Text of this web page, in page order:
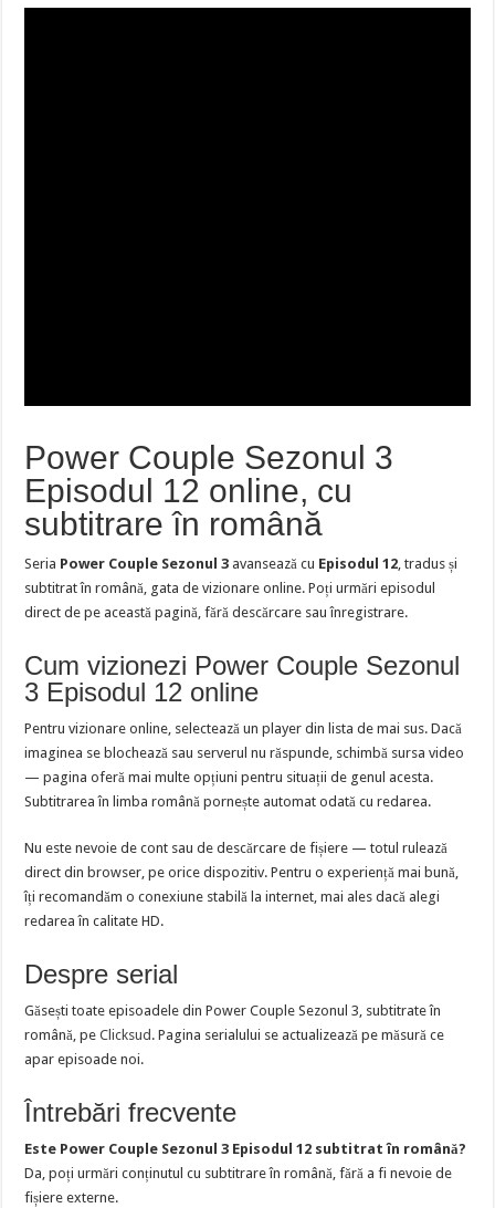
Power Couple Sezonul 3
Episodul 12 online, cu
subtitrare în română
Seria Power Couple Sezonul 3 avansează cu Episodul 12, tradus și
subtitrat în română, gata de vizionare online. Poți urmări episodul
direct de pe această pagină, fără descărcare sau înregistrare.
Cum vizionezi Power Couple Sezonul
3 Episodul 12 online
Pentru vizionare online, selectează un player din lista de mai sus. Dacă
imaginea se blochează sau serverul nu răspunde, schimbă sursa video
— pagina oferă mai multe opțiuni pentru situații de genul acesta.
Subtitrarea în limba română pornește automat odată cu redarea.
Nu este nevoie de cont sau de descărcare de fișiere — totul rulează
direct din browser, pe orice dispozitiv. Pentru o experiență mai bună,
îți recomandăm o conexiune stabilă la internet, mai ales dacă alegi
redarea în calitate HD.
Despre serial
Găsești toate episoadele din Power Couple Sezonul 3, subtitrate în
română, peClicksud . Pagina serialului se actualizează pe măsură ce
apar episoade noi.
Întrebări frecvente
Este Power Couple Sezonul 3 Episodul 12 subtitrat în română?
Da, poți urmări conținutul cu subtitrare în română, fără a fi nevoie de
fișiere externe.